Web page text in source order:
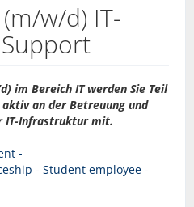
w/d) IT-
im Bereich IT werden Sie Teil
an der Betreuung und
IT-Infrastruktur mit.
-
- Student employee -